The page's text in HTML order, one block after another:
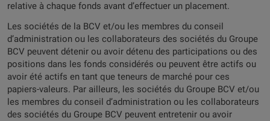
relative à chaque fonds avant d’effectuer un placement.
Les sociétés de la BCV et/ou les membres du conseil
d’administration ou les collaborateurs des sociétés du Groupe
BCV peuvent détenir ou avoir détenu des participations ou des
positions dans les fonds considérés ou peuvent être actifs ou
avoir été actifs en tant que teneurs de marché pour ces
papiers-valeurs. Par ailleurs, les sociétés du Groupe BCV et/ou
les membres du conseil d’administration ou les collaborateurs
des sociétés du Groupe BCV peuvent entretenir ou avoir